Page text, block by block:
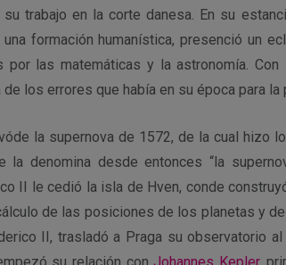
su trabajo en la corte danesa. En su
una formación humanística, presenció un
por las matemáticas y la astronomía.
de los errores que había en su época para
la supernova de 1572, de la cual hizo
la denomina desde entonces “la
II le cedió la isla de Hven, conde
de las posiciones de los planetas y
II, trasladó a Praga su observatorio